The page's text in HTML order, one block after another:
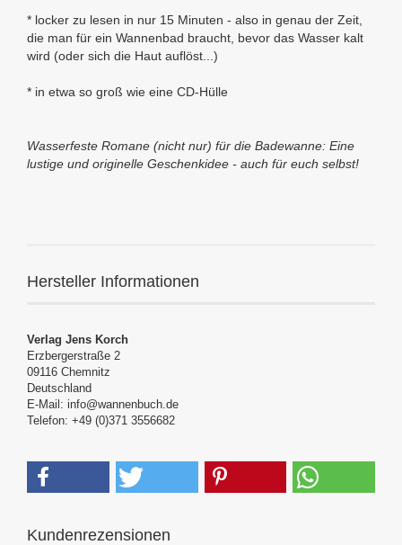
* locker zu lesen in nur 15 Minuten - also in genau der Zeit,
die man für ein Wannenbad braucht, bevor das Wasser kalt
wird (oder sich die Haut auflöst...)
* in etwa so groß wie eine CD-Hülle
Wasserfeste Romane (nicht nur) für die Badewanne: Eine
lustige und originelle Geschenkidee - auch für euch selbst!
Hersteller Informationen
Verlag Jens Korch
Erzbergerstraße 2
09116 Chemnitz
Deutschland
E-Mail: info@wannenbuch.de
Telefon: +49 (0)371 3556682
Kundenrezensionen